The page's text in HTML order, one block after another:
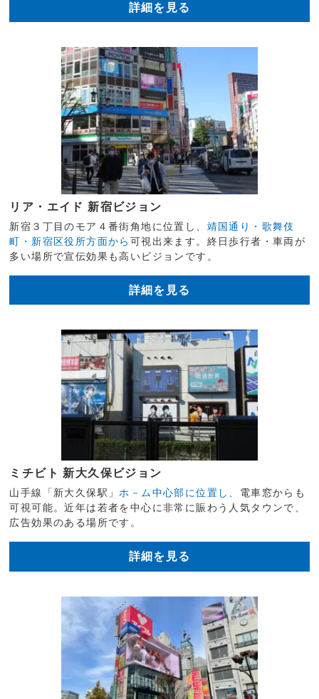
詳細を見る
リア・エイド 新宿ビジョン
新宿３丁目のモア４番街角地に位置し、 靖国通り・歌舞伎
町・新宿区役所方面から 可視出来ます。終日歩行者・車両が
多い場所で宣伝効果も高いビジョンです。
詳細を見る
ミチビト 新大久保ビジョン
山手線「新大久保駅」ホ－ム中心部に位置し、 電車窓からも
可視可能。近年は若者を中心に非常に賑わう人気タウンで、
広告効果のある場所です。
詳細を見る